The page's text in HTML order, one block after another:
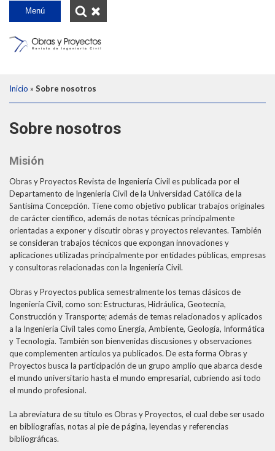
Menú
INICIO
CUERPO EDITORIAL
INSTRUCCIONES PARA AUTORES
Año 2023
Año 2022
Año 2021
Año 2019
Años 2018 -2009
Año 2008
OYP UCSC
CONTACTO
Inicio » Sobre nosotros
Sobre nosotros
Misión
Obras y Proyectos Revista de Ingeniería Civil es publicada por el
Departamento de Ingeniería Civil de la Universidad Católica de la
Santísima Concepción. Tiene como objetivo publicar trabajos originales
de carácter científico, además de notas técnicas principalmente
orientadas a exponer y discutir obras y proyectos relevantes. También
se consideran trabajos técnicos que expongan innovaciones y
aplicaciones utilizadas principalmente por entidades públicas, empresas
y consultoras relacionadas con la Ingeniería Civil.
Obras y Proyectos publica semestralmente los temas clásicos de
Ingeniería Civil, como son: Estructuras, Hidráulica, Geotecnia,
Construcción y Transporte; además de temas relacionados y aplicados
a la Ingeniería Civil tales como Energía, Ambiente, Geología, Informática
y Tecnología. También son bienvenidas discusiones y observaciones
que complementen artículos ya publicados. De esta forma Obras y
Proyectos busca la participación de un grupo amplio que abarca desde
el mundo universitario hasta el mundo empresarial, cubriendo así todo
el mundo profesional.
La abreviatura de su título es Obras y Proyectos, el cual debe ser usado
en bibliografías, notas al pie de página, leyendas y referencias
bibliográficas.